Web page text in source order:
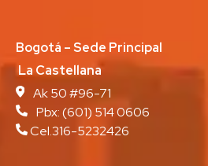
Bogotá – Sede Principal
La Castellana
Ak 50 #96-71
Pbx:(601) 514 0606
Cel.316-5232426